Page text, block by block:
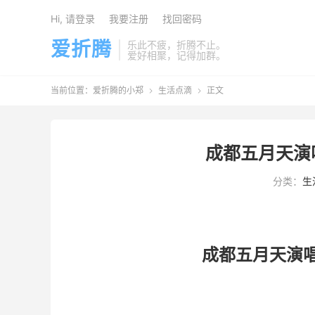
爱折腾
乐此不疲，折腾不止。
爱好相聚，记得加群。
Hi, 请登录 我要注册 找回密码
当前位置： 爱折腾的小郑  生活点滴  正文
成都五月天
分类： 生
成都五月天演